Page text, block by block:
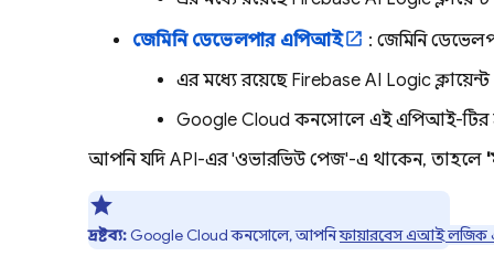
জেমিনি ডেভেলপার এপিআই
: জেমিনি
এর মধ্যে রয়েছে Firebase AI Logic
Google Cloud কনসোলে এই এপিআই-টির
আপনি যদি API-এর 'ওভারভিউ পেজ'-এ থাকেন, তাহলে
দ্রষ্টব্য: Google Cloudকনসোলে, আপনিফায়ারবেস এআই লজিক